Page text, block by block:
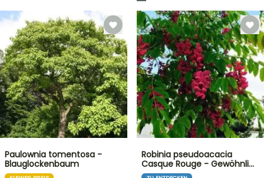
Paulownia tomentosa -
Blauglockenbaum
Robinia pseudoacacia
Casque Rouge - Gewöhnli…